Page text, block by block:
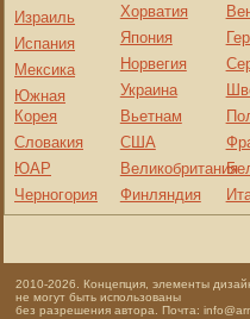
Израиль
Испания
Мексика
Южная
Корея
Словакия
ЮАР
Черногория
Хорватия
Япония
Норвегия
Украина
Вьетнам
США
Великобритания
Финляндия
2010-2026. Концепция, элементы
не могут быть использованы
без разрешения автора. Почта: